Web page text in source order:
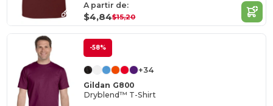
A partir de:
$4,84$15,20
-58%
+34
Gildan G800
Dryblend™ T-Shirt